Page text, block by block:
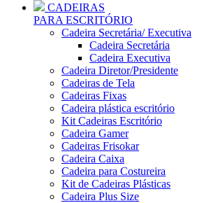
CADEIRAS
PARA ESCRITÓRIO
Cadeira Secretária/ Executiva
Cadeira Secretária
Cadeira Executiva
Cadeira Diretor/Presidente
Cadeiras de Tela
Cadeiras Fixas
Cadeira plástica escritório
Kit Cadeiras Escritório
Cadeira Gamer
Cadeiras Frisokar
Cadeira Caixa
Cadeira para Costureira
Kit de Cadeiras Plásticas
Cadeira Plus Size